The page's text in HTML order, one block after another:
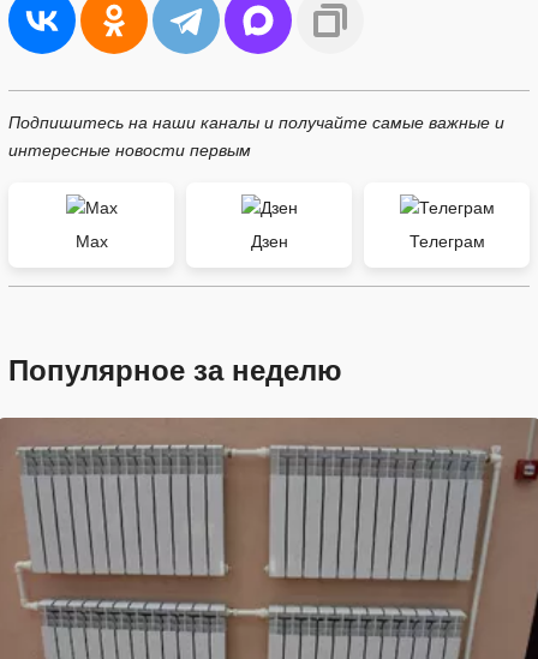
Подпишитесь на наши каналы и получайте самые важные и
интересные новости первым
Max Дзен Телеграм
Популярное за неделю